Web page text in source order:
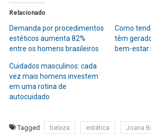
Relacionado
Demanda por procedimentos
estéticos aumenta 82%
entre os homens brasileiros
Como
têm
bem-estar
Cuidados masculinos: cada
vez mais homens investem
em uma rotina de
autocuidado
Tagged beleza estética
Joana